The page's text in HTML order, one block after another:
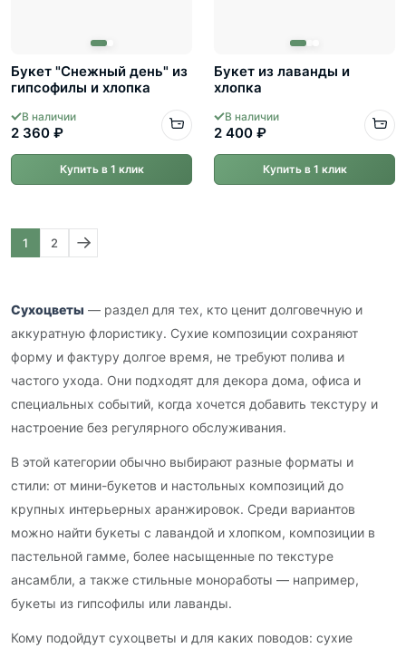
Букет "Снежный день" из
гипсофилы и хлопка
В наличии
2 360 ₽
Купить в 1 клик
Букет из лаванды и
хлопка
В наличии
2 400 ₽
Купить в 1 клик
1 2
Сухоцветы — раздел для тех, кто ценит долговечную и
аккуратную флористику. Сухие композиции сохраняют
форму и фактуру долгое время, не требуют полива и
частого ухода. Они подходят для декора дома, офиса и
специальных событий, когда хочется добавить текстуру и
настроение без регулярного обслуживания.
В этой категории обычно выбирают разные форматы и
стили: от мини-букетов и настольных композиций до
крупных интерьерных аранжировок. Среди вариантов
можно найти букеты с лавандой и хлопком, композиции в
пастельной гамме, более насыщенные по текстуре
ансамбли, а также стильные моноработы — например,
букеты из гипсофилы или лаванды.
Кому подойдут сухоцветы и для каких поводов: сухие